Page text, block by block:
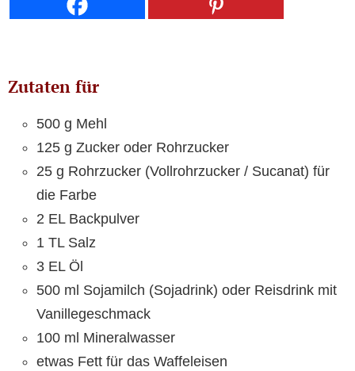
Zutaten für
500 g Mehl
125 g Zucker oder Rohrzucker
25 g Rohrzucker (Vollrohrzucker / Sucanat) für
die Farbe
2 EL Backpulver
1 TL Salz
3 EL Öl
500 ml Sojamilch (Sojadrink) oder Reisdrink mit
Vanillegeschmack
100 ml Mineralwasser
etwas Fett für das Waffeleisen